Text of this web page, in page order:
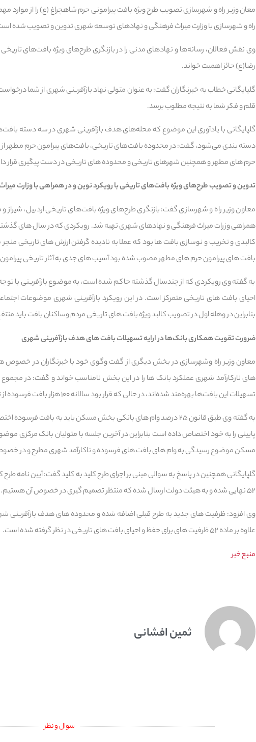
معان وزیر راه و شهرسازی تصویب طرح ویژه بافت پیرامونی حرم شاهچراغ (ع) را از موارد
راه و شهرسازی با وزارت میراث فرهنگی و نهادهای توسعه شهری تدوین و تصویب شده
وی نقش فعالان، رسانه‌ها و نهادهای مدنی را در بازنگری طرح‌های ویژه بافت‌های
رضا(ع) حائز اهمیت خواند.
گلپایگانی خطاب به خبرنگاران گفت: به عنوان متولی نهاد بازآفرینی شهری از شما
قلم و فکر شما به نتیجه مطلوب برسد.
گلپایگانی با یادآوری این موضوع که محله‌های هدف بازآفرینی شهری در سه دسته
دسته بندی می‌شود، گفت: در محدوده بافت‌های تاریخی، بافت‌های پیرامون حرم مطهر از
حرم های مطهر و همچنین شهرهای تاریخی و محدوده های تاریخی در دست پیگیری قرار
تدوین و تصویب طرح‌های ویژه بافت‌های تاریخی با رویکرد نوین و در همراهی با وزارت
معاون وزیر راه و شهرسازی گفت: بازنگری طرح‌های ویژه بافت‌های تاریخی اردبیل، شیراز
همراهی وزرات میراث فرهنگی و نهادهای شهری تهیه شد. رویکردی که در سال های
کالبدی و تخریب و نوسازی بافت ها بود که عملا به نادیده گرفتن ارزش های تاریخی
بافت های پیرامون حرم های مطهر مصوب شده بود آسیب های جدی به آثار تاریخی
به گفته وی رویکردی که از چندسال گذشته حاکم شده است، به موضوع بازآفرینی با
احیای بافت های تاریخی متمرکز است. در این رویکرد بازآفرینی شهری موضوعات
بنابراین در وهله اول در تصویب کالبد ویژه بافت های تاریخی مردم وساکنان بافت باید
ضرورت تقویت همکاری بانک‌ها در ارایه تسهیلات بافت های هدف بازآفرینی شهری
معاون وزیر راه وشهرسازی در بخش دیگری از گفت وگوی خود با خبرنگاران در خصوص
تسهیلات این بافت‌ها بهره‌مند شده‌اند، در حالی که قرار بود سالانه ۱۰۰ هزار بافت فرسوده از تسهیلات این بافت بهره مند شوند.
به گفته وی طبق قانون ۲۵ درصد وام های بانکی بخش مسکن باید به
پایینی را به خود اختصاص داده است بنابراین در آخرین جلسه با متولیان بانک مرکزی
مسکن موضوع رسیدگی به وام های بافت های فرسوده و ناکارآمد شهری مطرح و در
گلپایگانی همچنین در پاسخ به سوالی مبنی بر اجرای طرح کلید به کلید گفت: آیین نامه
۵۲ نهایی شده و به هیئت دولت ارسال شده که منتظر تصمیم گیری در خصوص آن هستیم.
وی افزود: ظرفیت های جدید به طرح قبلی اضافه شده و محدوده های هدف بازآفرینی
علاوه بر ماده ۵۲ ظرفیت های برای حفظ و احیای بافت های تاریخی در نظر گرفته شده است.
منبع خبر
ثمین افشانی
سوال و نظر